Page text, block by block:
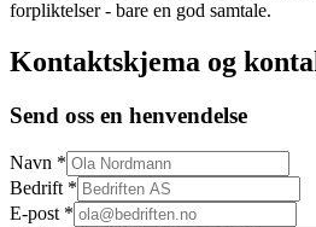
forpliktelser - bare en god samtale.
Kontaktskjema og
Send oss en henvendelse
Navn *
Bedrift *
E-post *